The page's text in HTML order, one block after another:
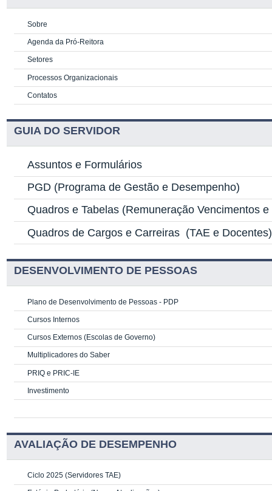
Sobre
Agenda da Pró-Reitora
Setores
Processos Organizacionais
Contatos
GUIA DO SERVIDOR
Assuntos e Formulários
PGD (Programa de Gestão e Desempenho)
Quadros e Tabelas (Remuneração Vencimentos
Quadros de Cargos e Carreiras (TAE e Docentes)
DESENVOLVIMENTO DE PESSOAS
Plano de Desenvolvimento de Pessoas - PDP
Cursos Internos
Cursos Externos (Escolas de Governo)
Multiplicadores do Saber
PRIQ e PRIC-IE
Investimento
AVALIAÇÃO DE DESEMPENHO
Ciclo 2025 (Servidores TAE)